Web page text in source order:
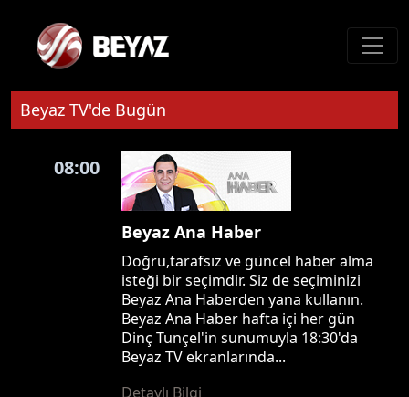
Beyaz TV'de Bugün
08:00
Beyaz Ana Haber
Doğru,tarafsız ve güncel haber alma
isteği bir seçimdir. Siz de seçiminizi
Beyaz Ana Haberden yana kullanın.
Beyaz Ana Haber hafta içi her gün
Dinç Tunçel'in sunumuyla 18:30'da
Beyaz TV ekranlarında...
Detaylı Bilgi